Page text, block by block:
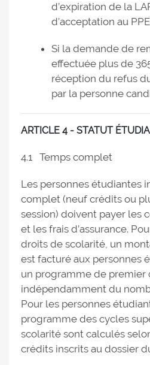
d’expiration de la
d’acceptation au
Si la demande de
effectuée plus de
réception du refus
par la personne
ARTICLE 4 - STATUT
4.1 Temps complet
Les personnes étudiantes
complet (neuf crédits ou
session) doivent payer les
et les frais d’assurance.
droits de scolarité, un
est facturé aux personnes
un programme de premier
indépendamment du
Pour les personnes
programme des cycles
scolarité sont calculés
crédits inscrits au dossier